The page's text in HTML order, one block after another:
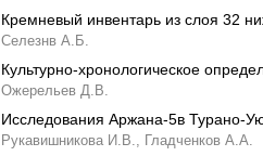
Кремневый инвентарь из слоя 32
Селезнв А.Б.
Культурно-хронологическое
Ожерельев Д.В.
Исследования Аржана-5в Турано-
Рукавишникова И.В., Гладченков А.А.